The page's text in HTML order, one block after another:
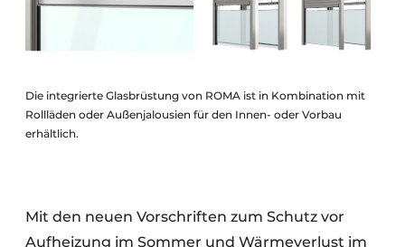
Die integrierte Glasbrüstung von ROMA ist in Kombination mit
Rollläden oder Außenjalousien für den Innen- oder Vorbau
erhältlich.
Mit den neuen Vorschriften zum Schutz vor
Aufheizung im Sommer und Wärmeverlust im